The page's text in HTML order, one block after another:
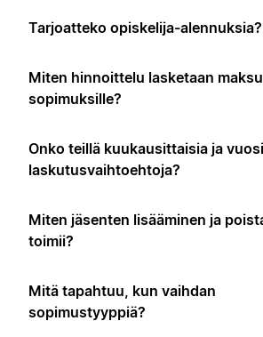
Tarjoatteko opiskelija-alennuksia?
Miten hinnoittelu lasketaan
sopimuksille?
Onko teillä kuukausittaisia ja
laskutusvaihtoehtoja?
Miten jäsenten lisääminen ja
toimii?
Mitä tapahtuu, kun vaihdan
sopimustyyppiä?